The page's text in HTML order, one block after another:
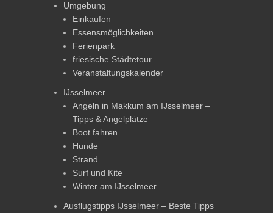
Umgebung
Einkaufen
Essensmöglichkeiten
Ferienpark
friesische Städtetour
Veranstaltungskalender
IJsselmeer
Angeln in Makkum am IJsselmeer –
Tipps & Angelplätze
Boot fahren
Hunde
Strand
Surf und Kite
Winter am IJsselmeer
Ausflugstipps IJsselmeer – Beste Tipps